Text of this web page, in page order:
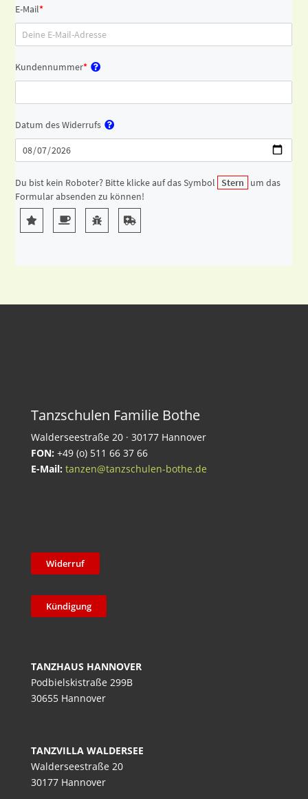
Tanzschulen Familie Bothe
Walderseestraße 20 · 30177 Hannover
FON: +49 (o) 511 66 37 66
E-Mail: tanzen@tanzschulen-bothe.de
Widerruf
Kündigung
TANZHAUS HANNOVER
Podbielskistraße 299B
30655 Hannover
TANZVILLA WALDERSEE
Walderseestraße 20
30177 Hannover